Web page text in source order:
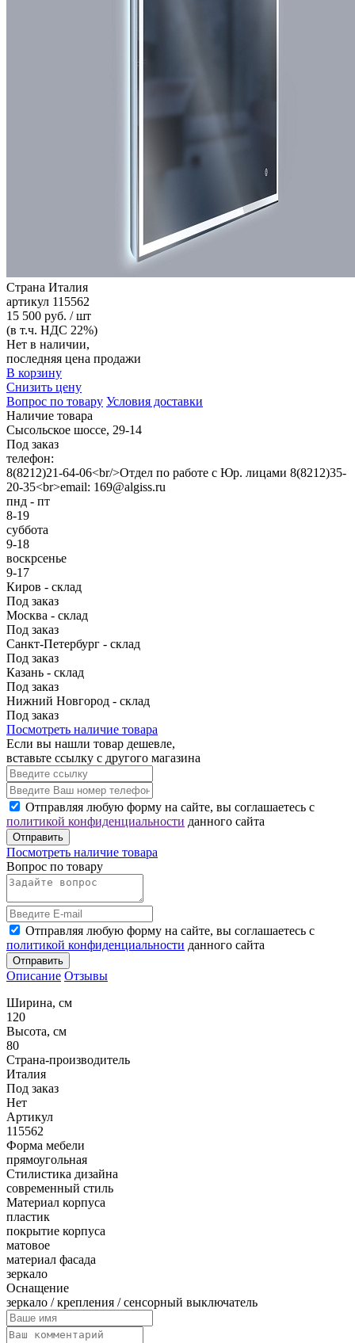
Страна Италия
артикул 115562
15 500 руб. / шт
(в т.ч. НДС 22%)
Нет в наличии,
последняя цена продажи
В корзину
Снизить цену
Вопрос по товару Условия доставки
Наличие товара
Сысольское шоссе, 29-14
Под заказ
телефон:
8(8212)21-64-06<br/>Отдел по работе с Юр. лицами 8(8212)35-
20-35<br>email: 169@algiss.ru
пнд - пт
8-19
суббота
9-18
воскрсенье
9-17
Киров - склад
Под заказ
Москва - склад
Под заказ
Санкт-Петербург - склад
Под заказ
Казань - склад
Под заказ
Нижний Новгород - склад
Под заказ
Посмотреть наличие товара
Если вы нашли товар дешевле,
вставьте ссылку с другого магазина
Отправляя любую форму на сайте, вы соглашаетесь с
политикой конфиденциальности данного сайта
Отправить
Посмотреть наличие товара
Вопрос по товару
Отправляя любую форму на сайте, вы соглашаетесь с
политикой конфиденциальности данного сайта
Отправить
Описание Отзывы
Ширина, см
120
Высота, см
80
Страна-производитель
Италия
Под заказ
Нет
Артикул
115562
Форма мебели
прямоугольная
Стилистика дизайна
современный стиль
Материал корпуса
пластик
покрытие корпуса
матовое
материал фасада
зеркало
Оснащение
зеркало / крепления / сенсорный выключатель